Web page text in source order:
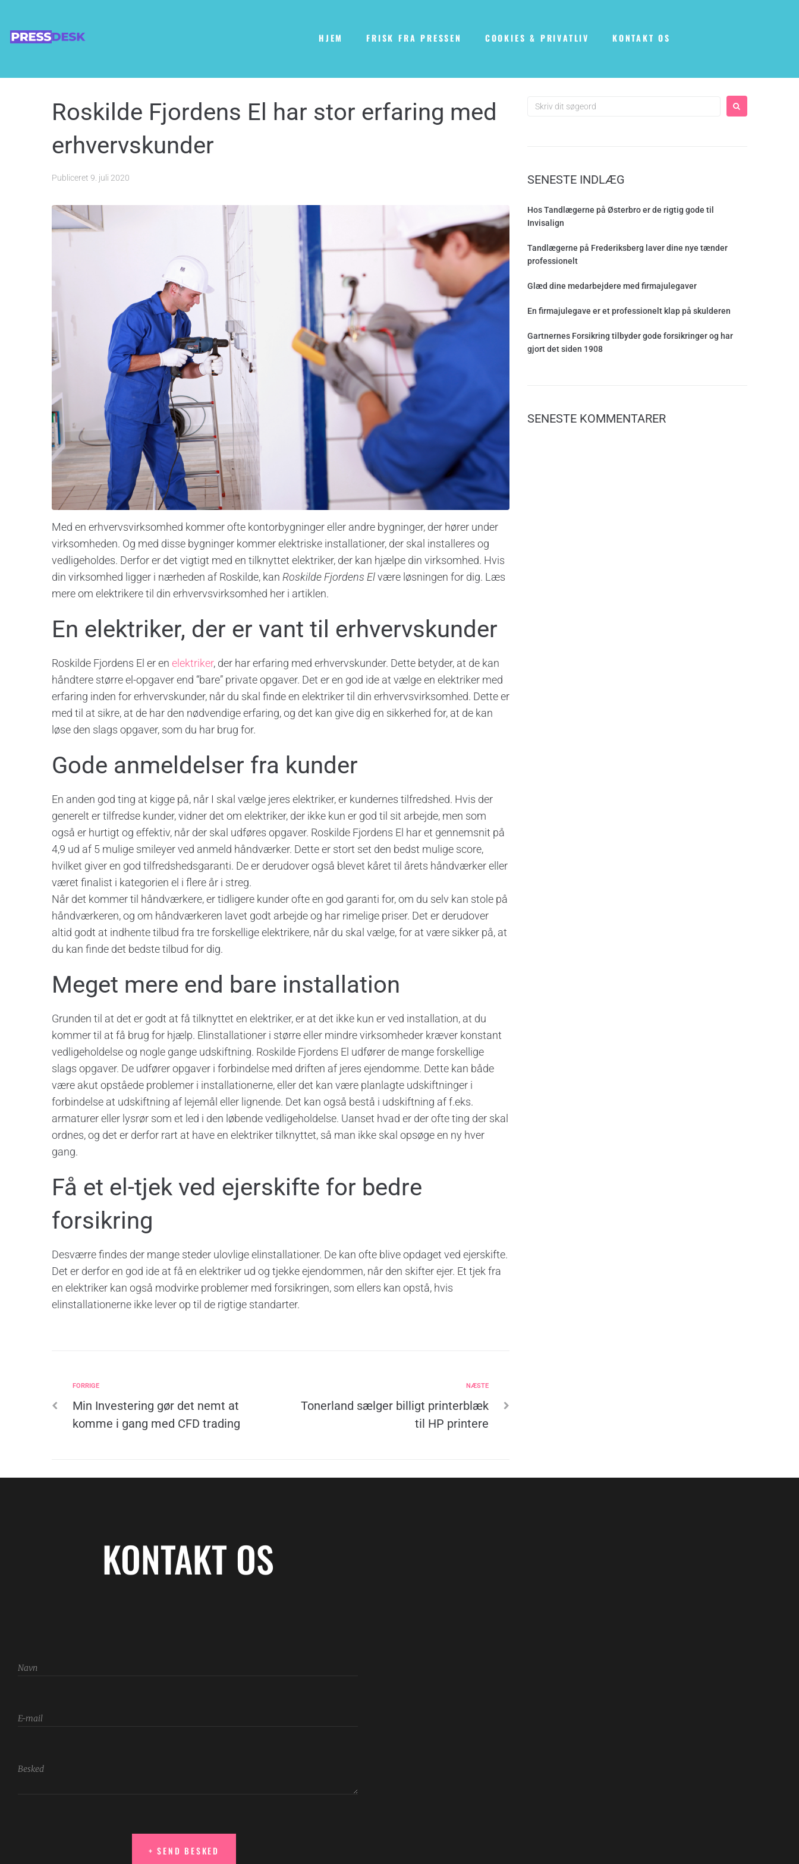
HJEM FRISK FRA PRESSEN COOKIES & PRIVATLIV KONTAKT OS
Roskilde Fjordens El har stor erfaring med
erhvervskunder
Publiceret 9. juli 2020
Med en erhvervsvirksomhed kommer ofte kontorbygninger eller andre bygninger, der hører under
virksomheden. Og med disse bygninger kommer elektriske installationer, der skal installeres og
vedligeholdes. Derfor er det vigtigt med en tilknyttet elektriker, der kan hjælpe din virksomhed. Hvis
din virksomhed ligger i nærheden af Roskilde, kan Roskilde Fjordens Elvære løsningen for dig. Læs
mere om elektrikere til din erhvervsvirksomhed her i artiklen.
En elektriker, der er vant til erhvervskunder
Roskilde Fjordens El er en elektriker, der har erfaring med erhvervskunder. Dette betyder, at de kan
håndtere større el-opgaver end “bare” private opgaver. Det er en god ide at vælge en elektriker med
erfaring inden for erhvervskunder, når du skal finde en elektriker til din erhvervsvirksomhed. Dette er
med til at sikre, at de har den nødvendige erfaring, og det kan give dig en sikkerhed for, at de kan
løse den slags opgaver, som du har brug for.
Gode anmeldelser fra kunder
En anden god ting at kigge på, når I skal vælge jeres elektriker, er kundernes tilfredshed. Hvis der
generelt er tilfredse kunder, vidner det om elektriker, der ikke kun er god til sit arbejde, men som
også er hurtigt og effektiv, når der skal udføres opgaver. Roskilde Fjordens El har et gennemsnit på
4,9 ud af 5 mulige smileyer ved anmeld håndværker. Dette er stort set den bedst mulige score,
hvilket giver en god tilfredshedsgaranti. De er derudover også blevet kåret til årets håndværker eller
været finalist i kategorien el i flere år i streg.
Når det kommer til håndværkere, er tidligere kunder ofte en god garanti for, om du selv kan stole på
håndværkeren, og om håndværkeren lavet godt arbejde og har rimelige priser. Det er derudover
altid godt at indhente tilbud fra tre forskellige elektrikere, når du skal vælge, for at være sikker på, at
du kan finde det bedste tilbud for dig.
Meget mere end bare installation
Grunden til at det er godt at få tilknyttet en elektriker, er at det ikke kun er ved installation, at du
kommer til at få brug for hjælp. Elinstallationer i større eller mindre virksomheder kræver konstant
vedligeholdelse og nogle gange udskiftning. Roskilde Fjordens El udfører de mange forskellige
slags opgaver. De udfører opgaver i forbindelse med driften af jeres ejendomme. Dette kan både
være akut opståede problemer i installationerne, eller det kan være planlagte udskiftninger i
forbindelse at udskiftning af lejemål eller lignende. Det kan også bestå i udskiftning af f.eks.
armaturer eller lysrør som et led i den løbende vedligeholdelse. Uanset hvad er der ofte ting der skal
ordnes, og det er derfor rart at have en elektriker tilknyttet, så man ikke skal opsøge en ny hver
gang.
Få et el-tjek ved ejerskifte for bedre
forsikring
Desværre findes der mange steder ulovlige elinstallationer. De kan ofte blive opdaget ved ejerskifte.
Det er derfor en god ide at få en elektriker ud og tjekke ejendommen, når den skifter ejer. Et tjek fra
en elektriker kan også modvirke problemer med forsikringen, som ellers kan opstå, hvis
elinstallationerne ikke lever op til de rigtige standarter.
FORRIGE
Min Investering gør det nemt at
komme i gang med CFD trading
NÆSTE
Tonerland sælger billigt printerblæk
til HP printere
SENESTE INDLÆG
Hos Tandlægerne på Østerbro er de rigtig gode til
Invisalign
Tandlægerne på Frederiksberg laver dine nye tænder
professionelt
Glæd dine medarbejdere med firmajulegaver
En firmajulegave er et professionelt klap på skulderen
Gartnernes Forsikring tilbyder gode forsikringer og har
gjort det siden 1908
SENESTE KOMMENTARER
KONTAKT OS